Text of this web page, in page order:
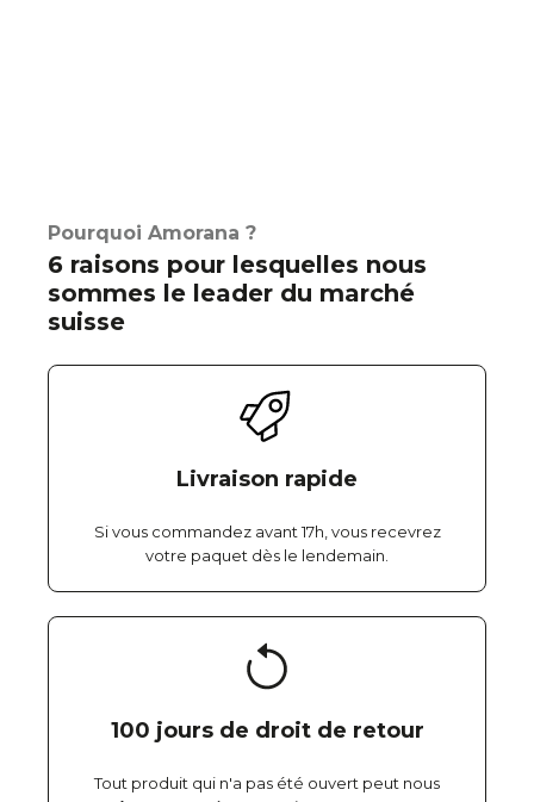
Pourquoi Amorana ?
6 raisons pour lesquelles nous
sommes le leader du marché
suisse
Livraison rapide
Si vous commandez avant 17h, vous recevrez
votre paquet dès le lendemain.
100 jours de droit de retour
Tout produit qui n'a pas été ouvert peut nous